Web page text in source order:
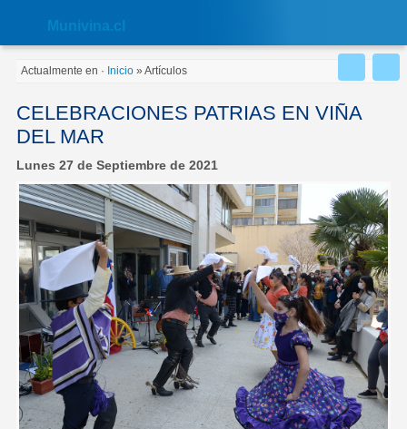
web
accesibilidad.
Munivina.cl
Actualmente en · Inicio » Artículos
CELEBRACIONES PATRIAS EN VIÑA
DEL MAR
Lunes 27 de Septiembre de 2021